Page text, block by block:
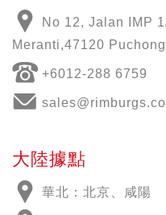
No 12, Jalan IMP
Meranti,47120
+6012-288 6759
大陸據點
華北：北京、咸陽